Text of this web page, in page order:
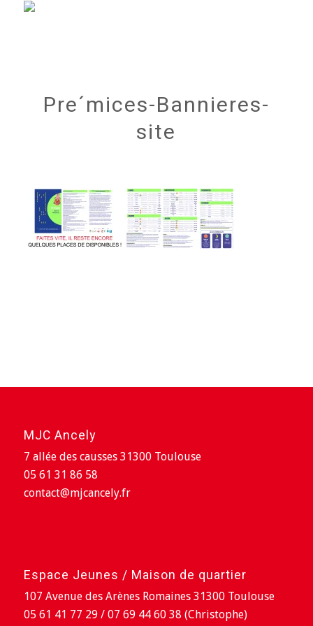
Pre´mices-Bannieres-
site
MJC Ancely
7 allée des causses 31300 Toulouse
05 61 31 86 58
contact@mjcancely.fr
Espace Jeunes / Maison de quartier
107 Avenue des Arènes Romaines 31300 Toulouse
05 61 41 77 29 / 07 69 44 60 38 (Christophe)